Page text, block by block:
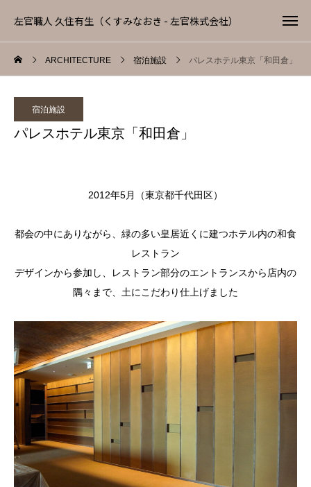
左官職人 久住有生（くすみなおき - 左官株式会社）
ARCHITECTURE 宿泊施設 パレスホテル東京「和田倉」
宿泊施設
パレスホテル東京「和田倉」
2012年5月（東京都千代田区）
都会の中にありながら、緑の多い皇居近くに建つホテル内の和食
レストラン
デザインから参加し、レストラン部分のエントランスから店内の
隅々まで、土にこだわり仕上げました